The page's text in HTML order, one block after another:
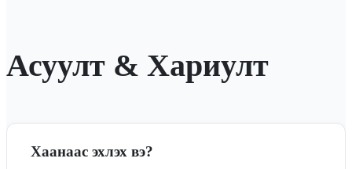
Асуулт & Хариулт
Хаанаас эхлэх вэ?